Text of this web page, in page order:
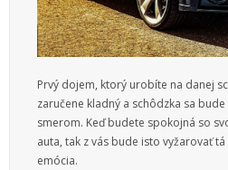
Prvý dojem, ktorý urobíte na danej
zaručene kladný a schôdzka sa
smerom. Keď budete spokojná so
auta, tak z vás bude isto vyžarovať
emócia.